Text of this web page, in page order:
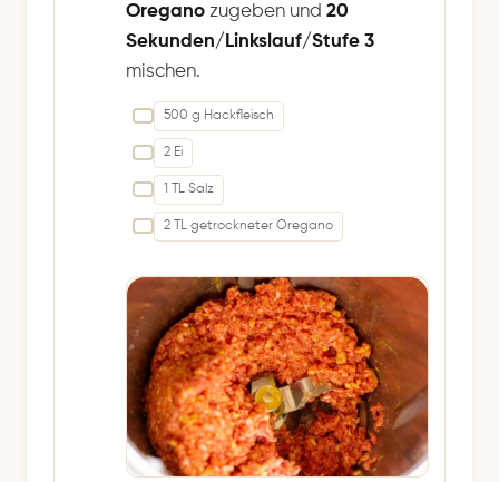
Oregano zugeben und 20
Sekunden/Linkslauf/Stufe 3
mischen.
500 g Hackfleisch
2 Ei
1 TL Salz
2 TL getrockneter Oregano